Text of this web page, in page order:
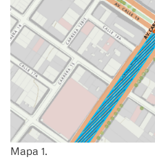
Mapa 1.